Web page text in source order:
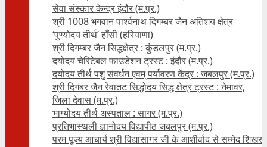
सेवा संस्कार केन्द्र इंदौर (म.प्र.)
श्री 1008 भगवान पार्श्वनाथ दिगम्बर जैन अतिशय क्षे‍त्र
‘पुण्योदय तीर्थ’ हाँसी (हरियाणा)
श्री दिगम्बर जैन सिद्धक्षेत्र : कुंडलपुर (म.प्र.)
दयोदय चेरिटेबल फाउंडेशन ट्रस्ट : इंदौर (म.प्र.)
दयोदय तीर्थ पशु संवर्धन एवम्‌ पर्यावरण केंद्र : जबलपुर (म.प्र.)
श्री दिगंबर जैन रेवातट सिद्धोदय सिद्ध क्षेत्र ट्रस्ट : नेमावर,
जिला देवास (म.प्र.)
भाग्योदय तीर्थ अस्पताल : सागर (म.प्र.)
प्रतिभास्थली ज्ञानोदय विद्यापीठ जबलपुर (म.प्र.)
परम पूज्य आचार्य श्री विद्यासागर जी के आशीर्वाद से सम्मेद शिखर